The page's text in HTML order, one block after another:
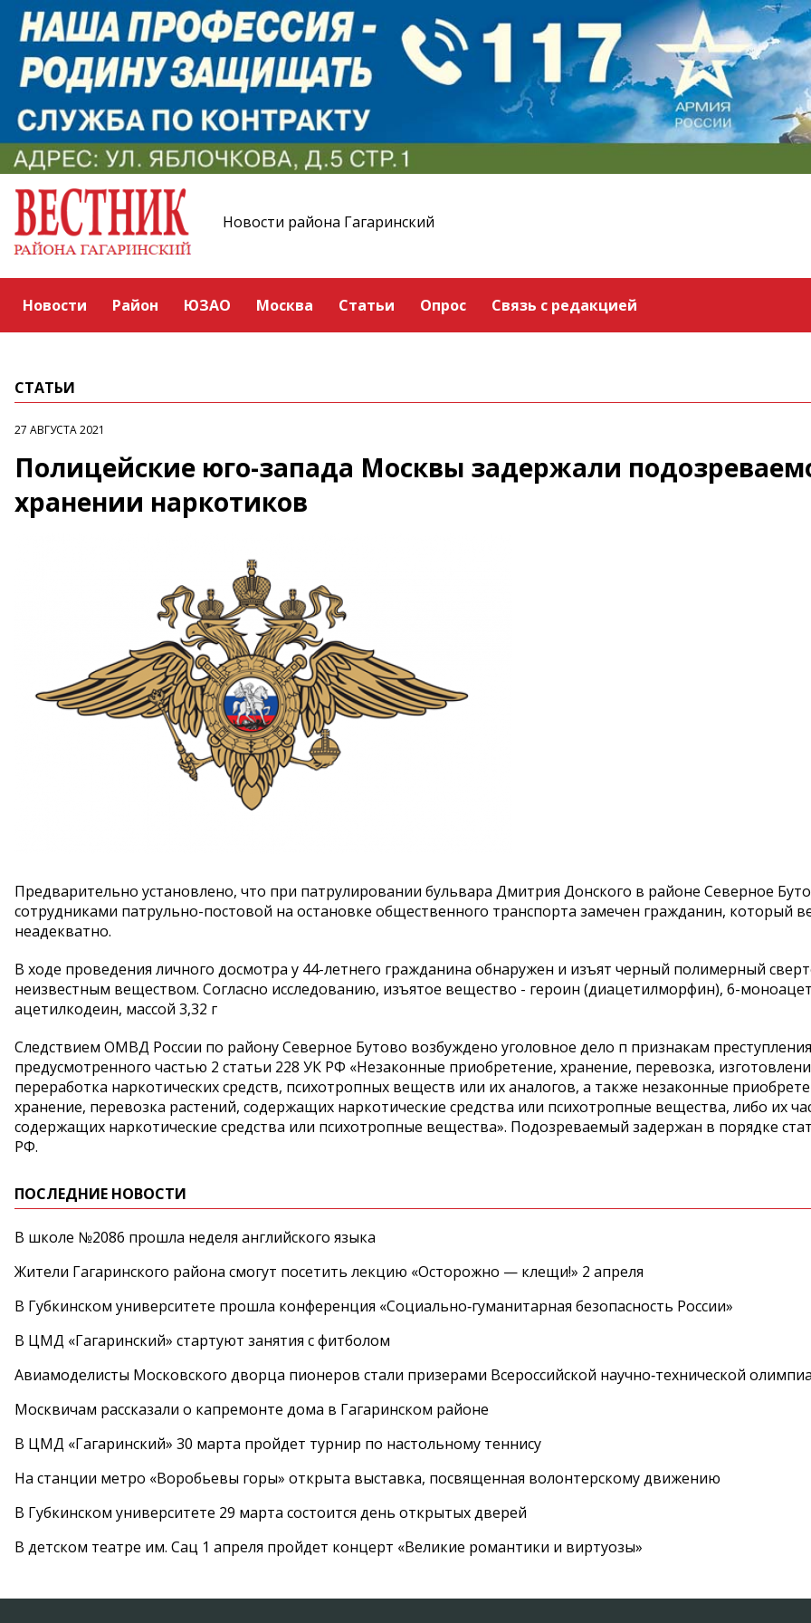
Новости района Гагаринский
Новости Район ЮЗАО Москва Статьи Опрос Связь с редакцией
СТАТЬИ
27 АВГУСТА 2021
Полицейские юго-запада Москвы задержали
хранении наркотиков
Предварительно установлено, что при патрулировании бульвара Дмитрия Донского в районе Северное
сотрудниками патрульно-постовой на остановке общественного транспорта замечен гражданин, который
неадекватно.
В ходе проведения личного досмотра у 44-летнего гражданина обнаружен и изъят черный полимерный
неизвестным веществом. Согласно исследованию, изъятое вещество - героин (диацетилморфин), 6-
ацетилкодеин, массой 3,32 г
Следствием ОМВД России по району Северное Бутово возбуждено уголовное дело п признакам
предусмотренного частью 2 статьи 228 УК РФ «Незаконные приобретение, хранение, перевозка,
переработка наркотических средств, психотропных веществ или их аналогов, а также незаконные
хранение, перевозка растений, содержащих наркотические средства или психотропные вещества, либо их
содержащих наркотические средства или психотропные вещества». Подозреваемый задержан в порядке
РФ.
ПОСЛЕДНИЕ НОВОСТИ
В школе №2086 прошла неделя английского языка
Жители Гагаринского района смогут посетить лекцию «Осторожно — клещи!» 2 апреля
В Губкинском университете прошла конференция «Социально‑гуманитарная безопасность России»
В ЦМД «Гагаринский» стартуют занятия с фитболом
Авиамоделисты Московского дворца пионеров стали призерами Всероссийской научно‑технической
Москвичам рассказали о капремонте дома в Гагаринском районе
В ЦМД «Гагаринский» 30 марта пройдет турнир по настольному теннису
На станции метро «Воробьевы горы» открыта выставка, посвященная волонтерскому движению
В Губкинском университете 29 марта состоится день открытых дверей
В детском театре им. Сац 1 апреля пройдет концерт «Великие романтики и виртуозы»